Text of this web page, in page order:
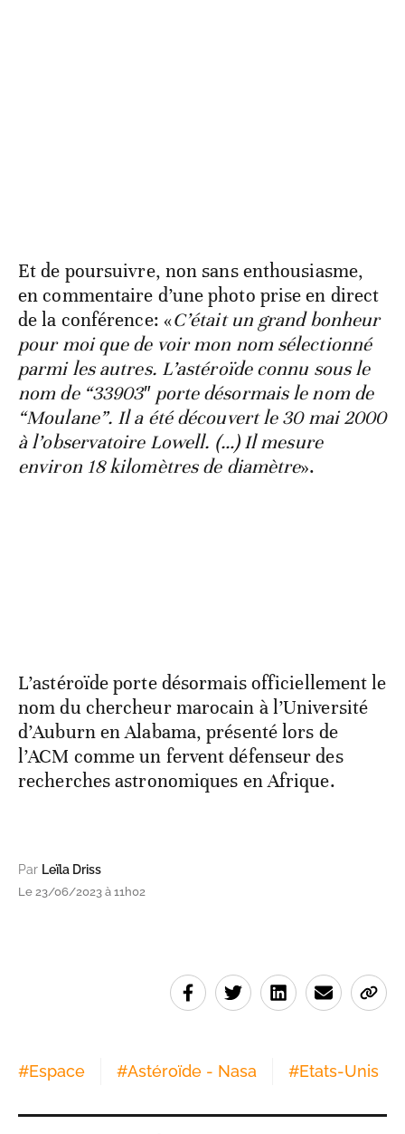
Et de poursuivre, non sans enthousiasme,
en commentaire d’une photo prise en direct
de la conférence: «C’était un grand bonheur
pour moi que de voir mon nom sélectionné
parmi les autres. L’astéroïde connu sous le
nom de “33903″ porte désormais le nom de
“Moulane”. Il a été découvert le 30 mai 2000
à l’observatoire Lowell. (…) Il mesure
environ 18 kilomètres de diamètre».
L’astéroïde porte désormais officiellement le
nom du chercheur marocain à l’Université
d’Auburn en Alabama, présenté lors de
l’ACM comme un fervent défenseur des
recherches astronomiques en Afrique.
Par Leïla Driss
Le 23/06/2023 à 11h02
#Espace #Astéroïde - Nasa #Etats-Unis